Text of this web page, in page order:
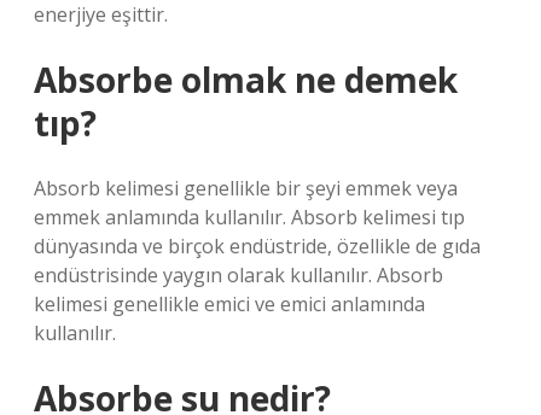
enerjiye eşittir.
Absorbe olmak ne demek
tıp?
Absorb kelimesi genellikle bir şeyi emmek veya
emmek anlamında kullanılır. Absorb kelimesi tıp
dünyasında ve birçok endüstride, özellikle de gıda
endüstrisinde yaygın olarak kullanılır. Absorb
kelimesi genellikle emici ve emici anlamında
kullanılır.
Absorbe su nedir?